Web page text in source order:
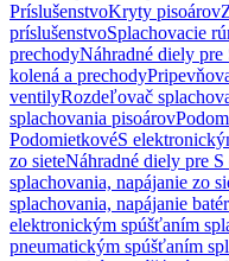
PríslušenstvoKryty pisoárov
príslušenstvoSplachovacie
prechodyNáhradné diely pre
kolená a prechody
ventilyRozdeľovač
splachovania pisoárov
PodomietkovéS
zo sieteNáhradné diely pre
splachovania, napájanie zo
splachovania, napájanie
elektronickým spúšťaním
pneumatickým spúšťaním